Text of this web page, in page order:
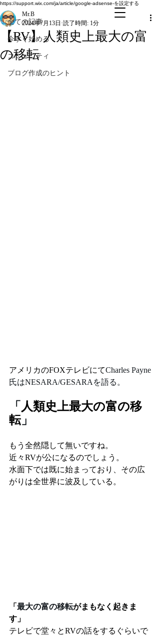
https://support.wix.com/ja/article/google-adsense-を設定する
全ての記事
今すぐ始める
コミュニティ
ブログ作成のヒント
【RV】人類史上最大の富
の移転
Mr.B
2024年7月13日 読了時間: 1分
アメリカのFOXテレビにてCharles Payne
氏はNESARA/GESARAを語る。
「 人類史上最大の富の移
転 」
もう全然隠して無いですね。
近々RVが公になるのでしょう。
水面下では既に始まっており、その広
がりは全世界に波及している。
「 最大の富の移転がまもなく起きま
す」
テレビで堂々とRVの話をするぐらいで